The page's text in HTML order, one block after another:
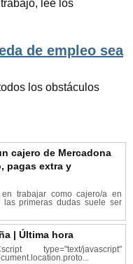
lee los
de empleo sea
los obstáculos
cajero de Mercadona
pagas extra y
trabajar como cajero/a en
las primeras dudas suele ser
| Última hora
type="text/javascript"